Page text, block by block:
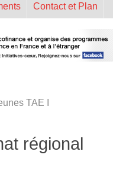
Contact et Plan
TAE I
régional